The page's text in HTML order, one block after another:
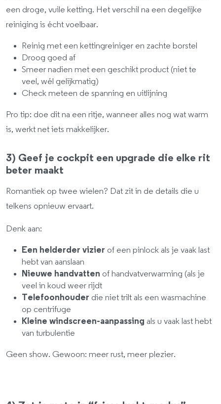
een droge, vuile ketting. Het verschil na een degelijke
reiniging is écht voelbaar.
Reinig met een kettingreiniger en zachte borstel
Droog goed af
Smeer nadien met een geschikt product (niet te
veel, wél gelijkmatig)
Check meteen de spanning en uitlijning
Pro tip: doe dit na een ritje, wanneer alles nog wat warm
is, werkt net iets makkelijker.
3) Geef je cockpit een upgrade die elke rit
beter maakt
Romantiek op twee wielen? Dat zit in de details die u
telkens opnieuw ervaart.
Denk aan:
Een helderder vizier of een pinlock als je vaak last
hebt van aanslaan
Nieuwe handvatten of handvatverwarming (als je
veel in koud weer rijdt
Telefoonhouder die niet trilt als een wasmachine
op centrifuge
Kleine windscreen-aanpassing als u vaak last hebt
van turbulentie
Geen show. Gewoon: meer rust, meer plezier.